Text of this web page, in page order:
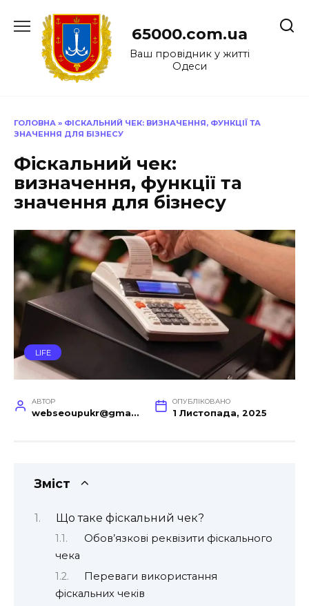
до
65000.com.ua
Ваш провідник у житті
Одеси
ГОЛОВНА » ФІСКАЛЬНИЙ ЧЕК: ВИЗНАЧЕННЯ, ФУНКЦІЇ ТА
ЗНАЧЕННЯ ДЛЯ БІЗНЕСУ
Фіскальний чек:
визначення, функції та
значення для бізнесу
LIFE
АВТОР
webseoupukr@gmail.com
ОПУБЛІКОВАНО
1 Листопада, 2025
Зміст
Що таке фіскальний чек?
Обов’язкові реквізити фіскального
чека
Переваги використання
фіскальних чеків